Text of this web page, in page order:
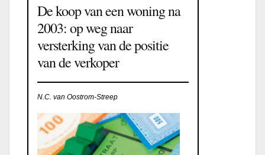
De koop van een woning na
2003: op weg naar
versterking van de positie
van de verkoper
N.C. van Oostrom-Streep